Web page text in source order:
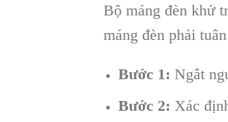
Bộ máng đèn khử
máng đèn phải
Bước 1: Ngắt
Bước 2: Xác